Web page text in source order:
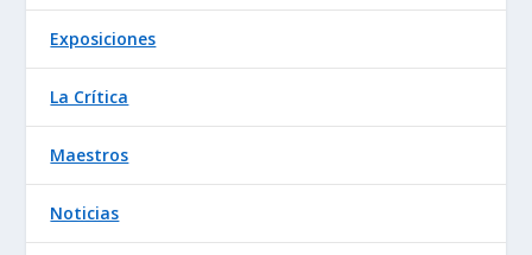
Exposiciones
La Crítica
Maestros
Noticias